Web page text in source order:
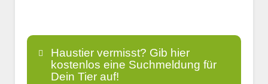
Haustier vermisst? Gib hier
kostenlos eine Suchmeldung für
Dein Tier auf!